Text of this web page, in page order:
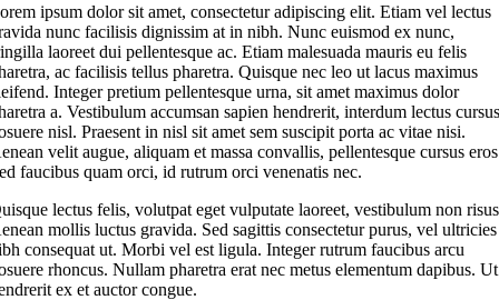
ipsum dolor sit amet, consectetur adipiscing elit. Etiam vel lectus
nunc facilisis dignissim at in nibh. Nunc euismod ex nunc,
laoreet dui pellentesque ac. Etiam malesuada mauris eu felis
ac facilisis tellus pharetra. Quisque nec leo ut lacus maximus
Integer pretium pellentesque urna, sit amet maximus dolor
a. Vestibulum accumsan sapien hendrerit, interdum lectus
nisl. Praesent in nisl sit amet sem suscipit porta ac vitae nisi.
velit augue, aliquam et massa convallis, pellentesque cursus
faucibus quam orci, id rutrum orci venenatis nec.
lectus felis, volutpat eget vulputate laoreet, vestibulum non
mollis luctus gravida. Sed sagittis consectetur purus, vel ultricies
consequat ut. Morbi vel est ligula. Integer rutrum faucibus arcu
rhoncus. Nullam pharetra erat nec metus elementum dapibus. Ut
ex et auctor congue.